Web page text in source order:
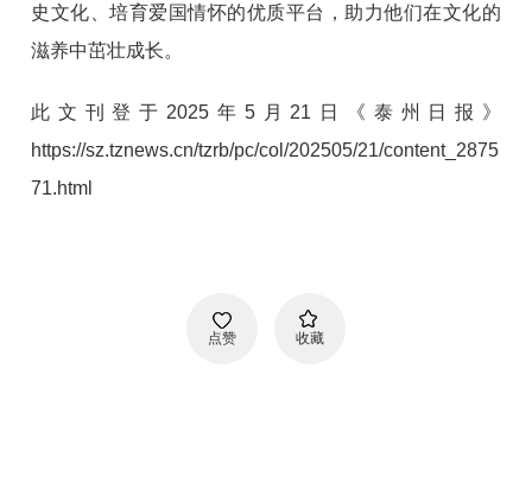
史文化、培育爱国情怀的优质平台，助力他们在文化的
滋养中茁壮成长。
此文刊登于2025年5月21日《泰州日报》
https://sz.tznews.cn/tzrb/pc/col/202505/21/content_2875
71.html
点赞 收藏